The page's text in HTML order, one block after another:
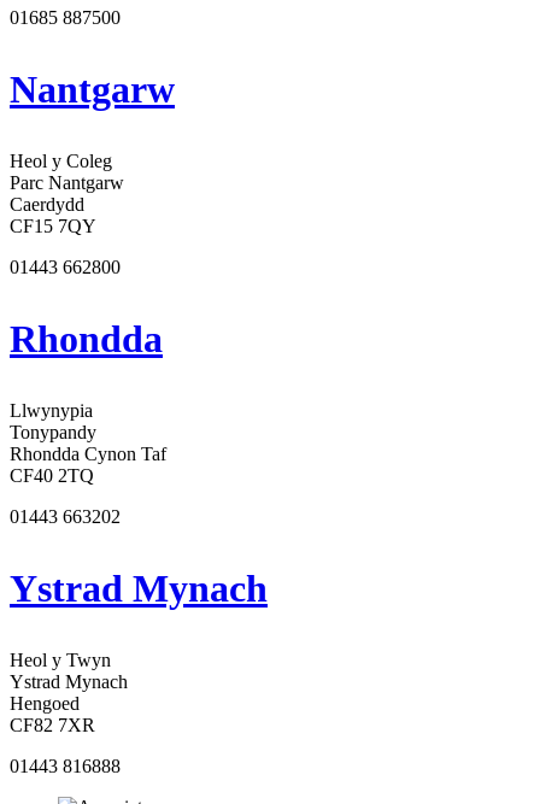
01685 887500
Nantgarw
Heol y Coleg
Parc Nantgarw
Caerdydd
CF15 7QY
01443 662800
Rhondda
Llwynypia
Tonypandy
Rhondda Cynon Taf
CF40 2TQ
01443 663202
Ystrad Mynach
Heol y Twyn
Ystrad Mynach
Hengoed
CF82 7XR
01443 816888